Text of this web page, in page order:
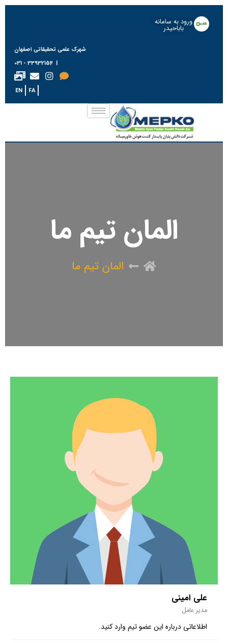
ورود به سامانه
باباحیدر
شهرک علمی تحقیقاتی اصفهان
| 33932154 - 031
FA
EN
المان تیم ما
المان تیم ما
علی امینی
مدیر عامل
اطلاعاتی درباره این عضو تیم وارد کنید.